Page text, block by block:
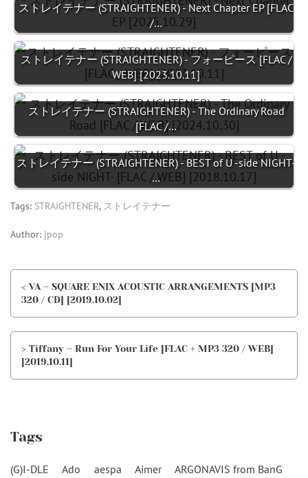
ストレイテナー (STRAIGHTENER) - Next Chapter EP [FLAC
/…
ストレイテナー (STRAIGHTENER) - フォーピース [FLAC /
WEB] [2023.10.11]
ストレイテナー (STRAIGHTENER) - The Ordinary Road
[FLAC /…
ストレイテナー (STRAIGHTENER) - BEST of U -side NIGHT-
…
Tags: STRAIGHTENER, ストレイテナー
Author: jpop
< VA – SQUARE ENIX ACOUSTIC ARRANGEMENTS [MP3
320 / CD] [2019.10.02]
> Tiffany – Run For Your Life [FLAC + MP3 320 / WEB]
[2019.10.11]
Tags
(G)I-DLE Ado aespa Aimer
ARGONAVIS from BanG